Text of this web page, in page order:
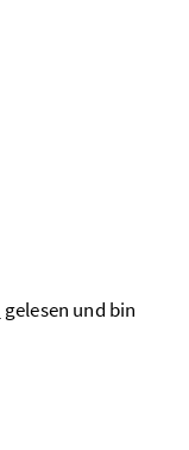
gelesen und bin